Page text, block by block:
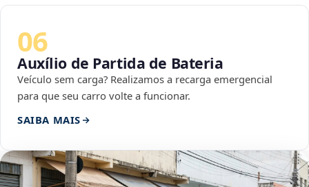
06
Auxílio de Partida de Bateria
Veículo sem carga? Realizamos a recarga emergencial
para que seu carro volte a funcionar.
SAIBA MAIS